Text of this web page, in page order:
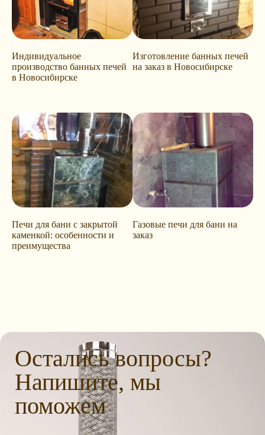
Индивидуальное
производство банных печей
в Новосибирске
Изготовление банных печей
на заказ в Новосибирске
Печи для бани с закрытой
каменкой: особенности и
преимущества
Газовые печи для бани на
заказ
Остались вопросы?
Напишите, мы
поможем